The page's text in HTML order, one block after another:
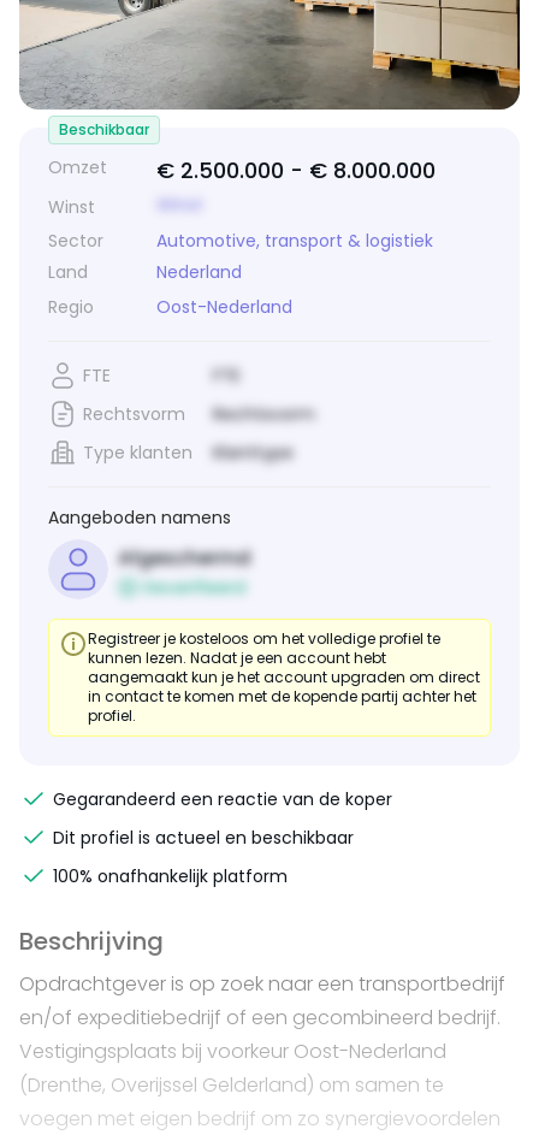
Omzet € 2.500.000 - € 8.000.000
Winst
Sector
Automotive, transport & logistiek
Land
Nederland
Regio
Oost-Nederland
Beschikbaar
FTE
FTE
Rechtsvorm
Rechtsvorm
Type klanten
Klanttype
Aangeboden namens
Afgeschermd
Geverifieerd
Registreer je kosteloos om het volledige profiel te
kunnen lezen. Nadat je een account hebt
aangemaakt kun je het account upgraden om direct
in contact te komen met de kopende partij achter het
profiel.
Gegarandeerd een reactie van de koper
Dit profiel is actueel en beschikbaar
100% onafhankelijk platform
Beschrijving
Opdrachtgever is op zoek naar een transportbedrijf
en/of expeditiebedrijf of een gecombineerd bedrijf.
Vestigingsplaats bij voorkeur Oost-Nederland
(Drenthe, Overijssel Gelderland) om samen te
voegen met eigen bedrijf om zo synergievoordelen